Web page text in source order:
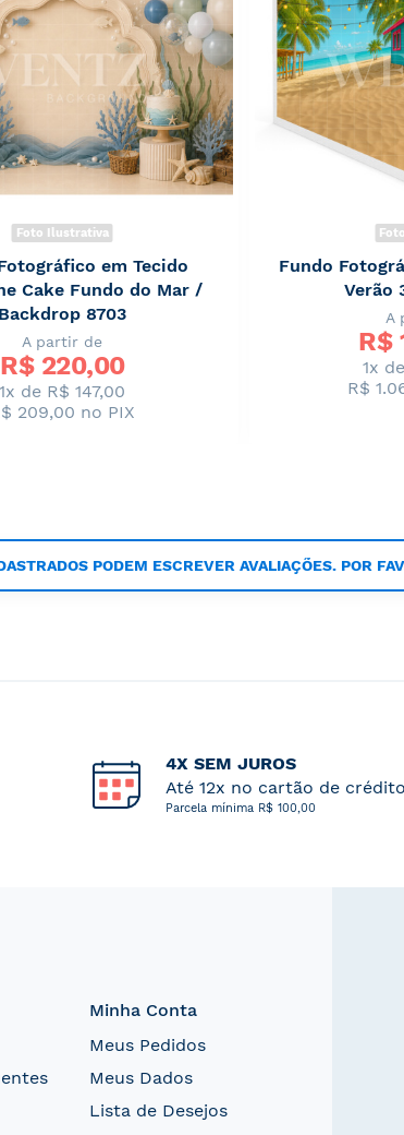
Foto Ilustrativa
em Tecido
Cake Fundo do Mar /
Backdrop 8703
A partir de
R$ 220,00
1x de R$ 147,00
209,00 no PIX
Fundo
Verão
A
R$
1x
R$
PODEM ESCREVER AVALIAÇÕES. POR
4X SEM JUROS
Até 12x no cartão de crédito
Parcela mínima R$ 100,00
Minha Conta
Meus Pedidos
Meus Dados
Lista de Desejos